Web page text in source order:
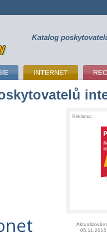
Katalog
INTERNET
Reklama:
05.11.2015